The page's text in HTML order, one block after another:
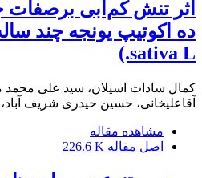
اثر تنش کم‌آبی برصفات
sativa L.)
کمال سادات اسیلان، سید علی محمد
آقاعلیخانی، حسین حیدری شریف
مشاهده مقاله
اصل مقاله 226.6 K